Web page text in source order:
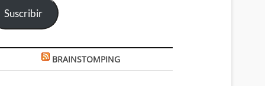
Suscribir
BRAINSTOMPING